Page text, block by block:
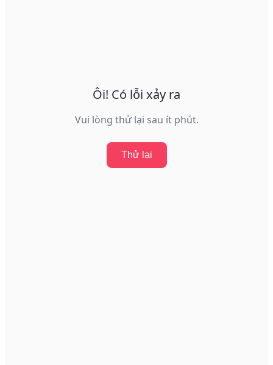
Ôi! Có lỗi xảy ra
Vui lòng thử lại sau ít phút.
Thử lại